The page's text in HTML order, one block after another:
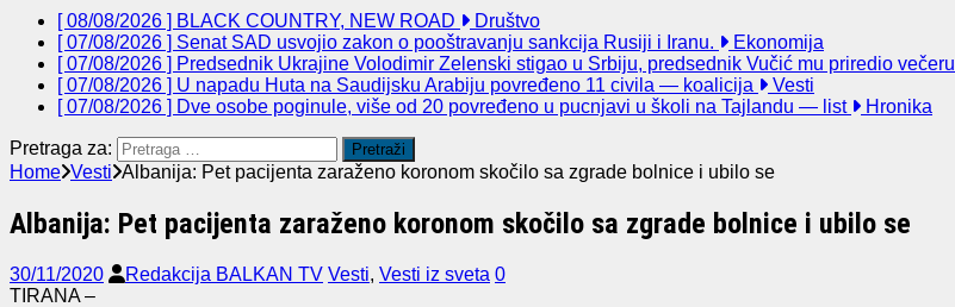
[ 08/08/2026 ] BLACK COUNTRY, NEW ROAD
Društvo
[ 07/08/2026 ] Senat SAD usvojio zakon o pooštravanju sankcija Rusiji i Iranu.
Ekonomija
[ 07/08/2026 ] Predsednik Ukrajine Volodimir Zelenski stigao u Srbiju, predsednik Vučić mu priredio večeru
[ 07/08/2026 ] U napadu Huta na Saudijsku Arabiju povređeno 11 civila — koalicija
Vesti
[ 07/08/2026 ] Dve osobe poginule, više od 20 povređeno u pucnjavi u školi na Tajlandu — list Hronika
Pretraga za:
Home Vesti Albanija: Pet pacijenta zaraženo koronom skočilo sa zgrade bolnice i ubilo se
Albanija: Pet pacijenta zaraženo koronom skočilo sa zgrade bolnice i ubilo se
30/11/2020 Redakcija BALKAN TV Vesti, Vesti iz sveta 0
TIRANA –